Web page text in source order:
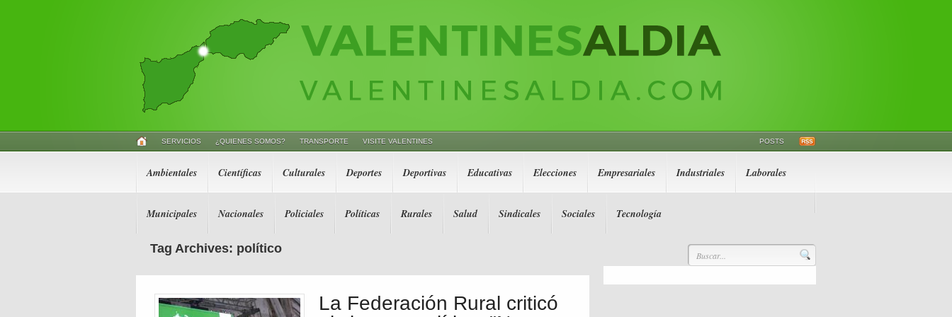
SERVICIOS ¿QUIENES SOMOS? TRANSPORTE VISITE VALENTINES POSTS
Ambientales Científicas Culturales Deportes Deportivas Educativas Elecciones Empresariales Industriales Laborales
Municipales Nacionales Policiales Políticas Rurales Salud Sindicales Sociales Tecnología
Tag Archives: político
La Federación Rural criticó